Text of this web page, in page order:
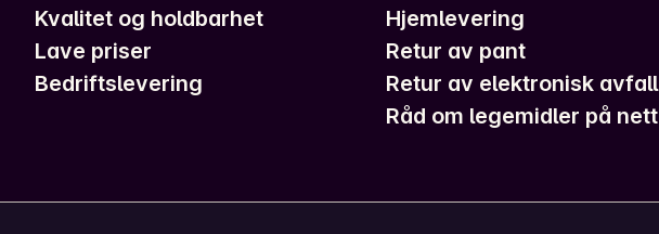
Kvalitet og holdbarhet
Lave priser
Bedriftslevering
Hjemlevering
Retur av pant
Retur av elektronisk avfall
Råd om legemidler på nett